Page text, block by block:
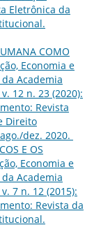
Eletrônica da
COMO
Economia e
Academia
12 n. 23 (2020):
Revista
Direito
dez. 2020.
E OS
Economia e
Academia
7 n. 12 (2015):
Revista da